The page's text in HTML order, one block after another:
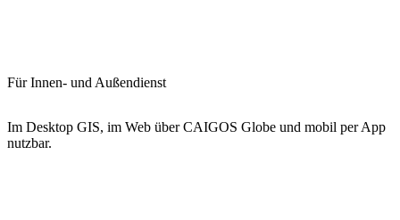
Für Innen- und Außendienst
Im Desktop GIS, im Web über CAIGOS Globe und mobil per App
nutzbar.